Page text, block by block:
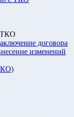
ТКО
договора
изменений